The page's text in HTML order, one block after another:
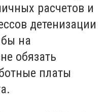
расчетов и
детенизации
на
обязать
платы